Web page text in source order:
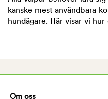
kanske mest användbara
hundägare. Här visar vi
Om oss